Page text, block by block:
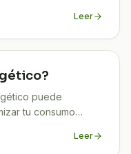
Leer
puede
tu consumo
Leer